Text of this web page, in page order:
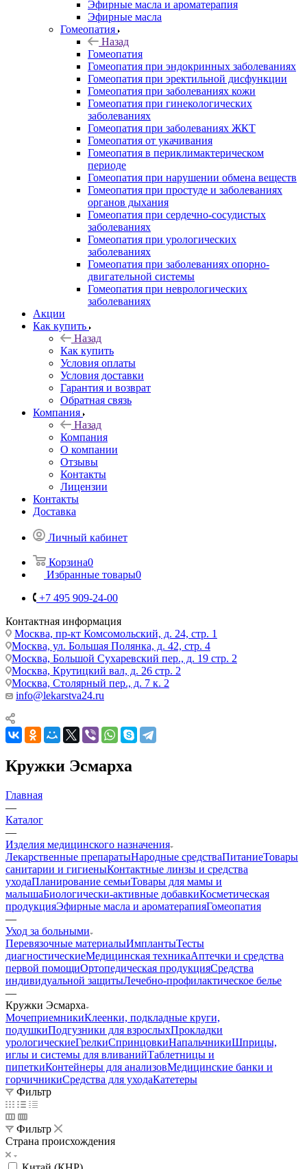
Эфирные масла и ароматерапия
Эфирные масла
Гомеопатия
Назад
Гомеопатия
Гомеопатия при эндокринных заболеваниях
Гомеопатия при эректильной дисфункции
Гомеопатия при заболеваниях кожи
Гомеопатия при гинекологических
заболеваниях
Гомеопатия при заболеваниях ЖКТ
Гомеопатия от укачивания
Гомеопатия в периклимактерическом
периоде
Гомеопатия при нарушении обмена веществ
Гомеопатия при простуде и заболеваниях
органов дыхания
Гомеопатия при сердечно-сосудистых
заболеваниях
Гомеопатия при урологических
заболеваниях
Гомеопатия при заболеваниях опорно-
двигательной системы
Гомеопатия при неврологических
заболеваниях
Акции
Как купить
Назад
Как купить
Условия оплаты
Условия доставки
Гарантия и возврат
Обратная связь
Компания
Назад
Компания
О компании
Отзывы
Контакты
Лицензии
Контакты
Доставка
Личный кабинет
Корзина0
Избранные товары0
+7 495 909-24-00
Контактная информация
Москва, пр-кт Комсомольский, д. 24, стр. 1
Москва, ул. Большая Полянка, д. 42, стр. 4
Москва, Большой Сухаревский пер., д. 19 стр. 2
Москва, Крутицкий вал, д. 26 стр. 2
Москва, Столярный пер., д. 7 к. 2
info@lekarstva24.ru
Кружки Эсмарха
Главная
—
Каталог
—
Изделия медицинского назначения
Лекарственные препаратыНародные средстваПитаниеТовары
санитарии и гигиеныКонтактные линзы и средства
уходаПланирование семьиТовары для мамы и
малышаБиологически-активные добавкиКосметическая
продукцияЭфирные масла и ароматерапияГомеопатия
—
Уход за больными
Перевязочные материалыИмплантыТесты
диагностическиеМедицинская техникаАптечки и средства
первой помощиОртопедическая продукцияСредства
индивидуальной защитыЛечебно-профилактическое белье
—
Кружки Эсмарха
МочеприемникиКлеенки, подкладные круги,
подушкиПодгузники для взрослыхПрокладки
урологическиеГрелкиСпринцовкиНапальчникиШприцы,
иглы и системы для вливанийТаблетницы и
пипеткиКонтейнеры для анализовМедицинские банки и
горчичникиСредства для уходаКатетеры
Фильтр
Фильтр
Страна происхождения